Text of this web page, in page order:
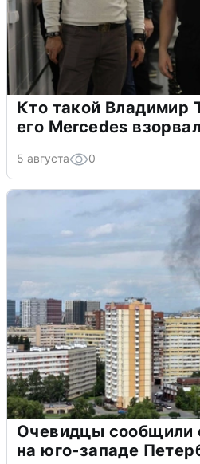
Кто такой Владимир
его Mercedes
5 августа 0
Очевидцы сообщили
на юго-западе